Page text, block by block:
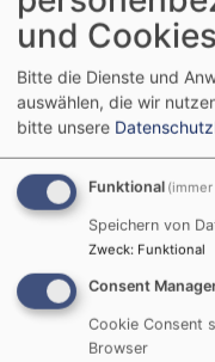
Lexikon
und Cookies
Bitte die Dienste und
auswählen, die wir
bitte unsere
Funktional
Speichern von
Zweck: Funktional
Consent
Cookie Consent
Browser